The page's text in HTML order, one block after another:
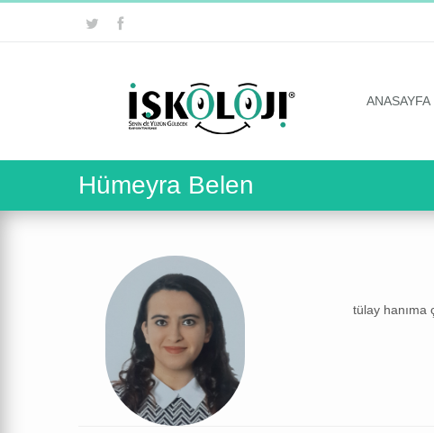
ANASAYFA
Hümeyra Belen
tülay hanıma